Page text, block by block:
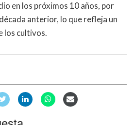
en los próximos 10 años, por
anterior, lo que refleja un
los cultivos.